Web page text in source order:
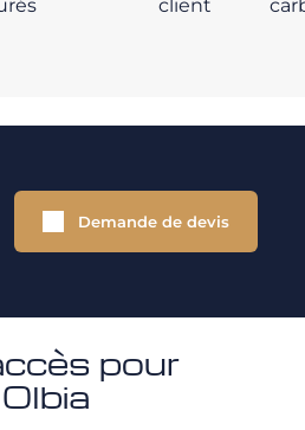
client
Demande de devis
pour